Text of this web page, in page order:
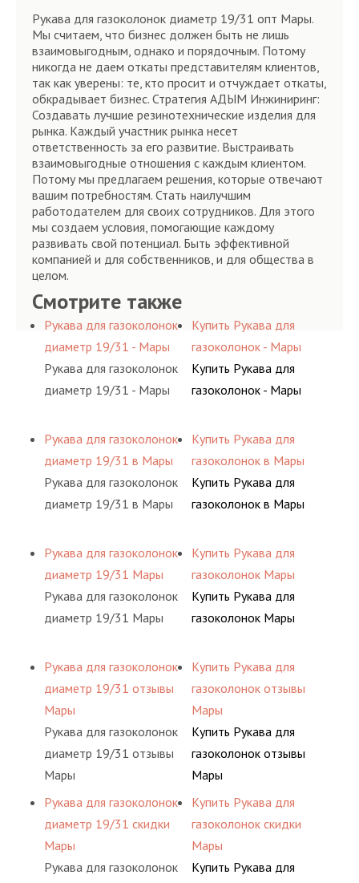
Рукава для газоколонок диаметр 19/31 опт Мары.
Мы считаем, что бизнес должен быть не лишь
взаимовыгодным, однако и порядочным. Потому
никогда не даем откаты представителям клиентов,
так как уверены: те, кто просит и отчуждает откаты,
обкрадывает бизнес. Стратегия АДЫМ Инжиниринг:
Создавать лучшие резинотехнические изделия для
рынка. Каждый участник рынка несет
ответственность за его развитие. Выстраивать
взаимовыгодные отношения с каждым клиентом.
Потому мы предлагаем решения, которые отвечают
вашим потребностям. Стать наилучшим
работодателем для своих сотрудников. Для этого
мы создаем условия, помогающие каждому
развивать свой потенциал. Быть эффективной
компанией и для собственников, и для общества в
целом.
Смотрите также
Рукава для газоколонок
диаметр 19/31 - Мары
Рукава для газоколонок
диаметр 19/31 - Мары
Рукава для газоколонок
диаметр 19/31 в Мары
Рукава для газоколонок
диаметр 19/31 в Мары
Рукава для газоколонок
диаметр 19/31 Мары
Рукава для газоколонок
диаметр 19/31 Мары
Рукава для газоколонок
диаметр 19/31 отзывы
Мары
Рукава для газоколонок
диаметр 19/31 отзывы
Мары
Рукава для газоколонок
диаметр 19/31 скидки
Мары
Рукава для газоколонок
Купить Рукава для
газоколонок - Мары
Купить Рукава для
газоколонок - Мары
Купить Рукава для
газоколонок в Мары
Купить Рукава для
газоколонок в Мары
Купить Рукава для
газоколонок Мары
Купить Рукава для
газоколонок Мары
Купить Рукава для
газоколонок отзывы
Мары
Купить Рукава для
газоколонок отзывы
Мары
Купить Рукава для
газоколонок скидки
Мары
Купить Рукава для